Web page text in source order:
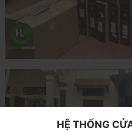
HỆ THỐNG